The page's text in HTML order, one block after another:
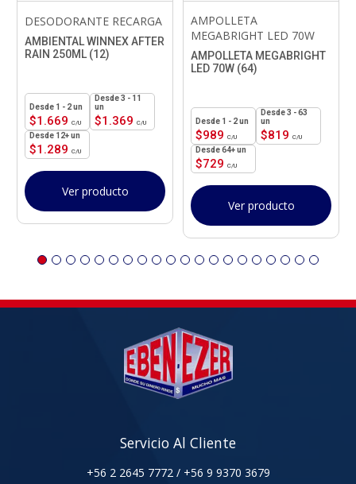
DESODORANTE RECARGA
AMBIENTAL WINNEX AFTER
RAIN 250ML (12)
$1.669
1 - 2un
$1.369
3 - 11
un
$1.289
12+ un
Ver producto
AMPOLLETA
MEGABRIGHT LED 70W
AMPOLLETA MEGABRIGHT
LED 70W (64)
$989
1 - 2un
$819
3 - 63
un
$729
64+ un
Ver producto
Servicio Al Cliente
+56 2 2645 7772 / +56 9 9370 3679